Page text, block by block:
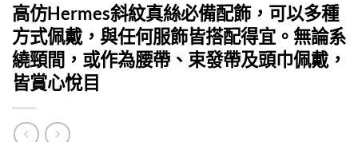
高仿Hermes斜紋真絲必備配飾，可以多種
方式佩戴，與任何服飾皆搭配得宜。無論系
繞頸間，或作為腰帶、束發帶及頭巾佩戴，
皆賞心悅目